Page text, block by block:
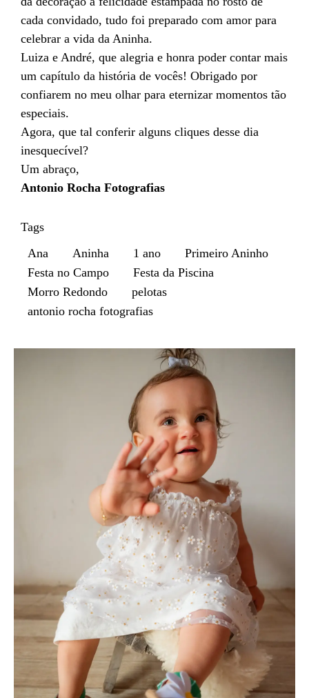
cada convidado, tudo foi preparado com amor para
celebrar a vida da Aninha.
Luiza e André, que alegria e honra poder contar mais
um capítulo da história de vocês! Obrigado por
confiarem no meu olhar para eternizar momentos tão
especiais.
Agora, que tal conferir alguns cliques desse dia
inesquecível?
Um abraço,
Antonio Rocha Fotografias
Tags
Ana
Aninha 1 ano
Primeiro Aninho
Festa no Campo
Festa da Piscina
Morro Redondo
pelotas
antonio rocha fotografias